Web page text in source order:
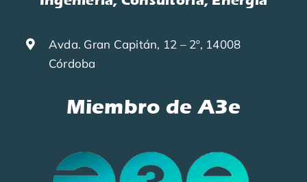
Avda. Gran Capitán, 12 – 2º, 14008
Córdoba
Miembro de A3e